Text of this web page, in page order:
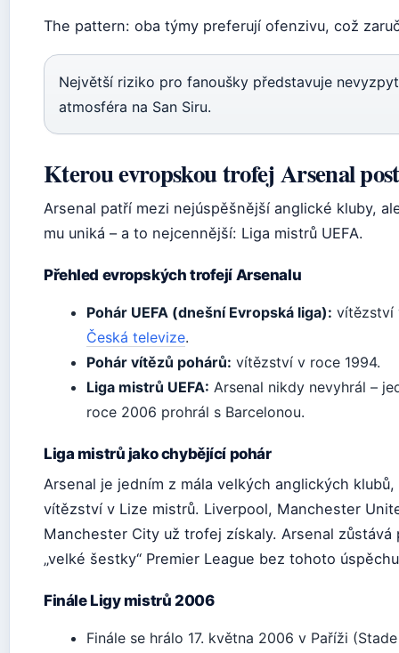
The pattern: oba týmy preferují ofenzivu, což
Největší riziko pro fanoušky představuje
atmosféra na San Siru.
Kterou evropskou trofej Arsenal
Arsenal patří mezi nejúspěšnější anglické kluby,
mu uniká – a to nejcennější: Liga mistrů UEFA.
Přehled evropských trofejí Arsenalu
Pohár UEFA (dnešní Evropská liga): vítězství
Česká televize.
Pohár vítězů pohárů: vítězství v roce 1994.
Liga mistrů UEFA: Arsenal nikdy nevyhrál –
roce 2006 prohrál s Barcelonou.
Liga mistrů jako chybějící pohár
Arsenal je jedním z mála velkých anglických
vítězství v Lize mistrů. Liverpool, Manchester
Manchester City už trofej získaly. Arsenal zůstává
„velké šestky“ Premier League bez tohoto
Finále Ligy mistrů 2006
Finále se hrálo 17. května 2006 v Paříži